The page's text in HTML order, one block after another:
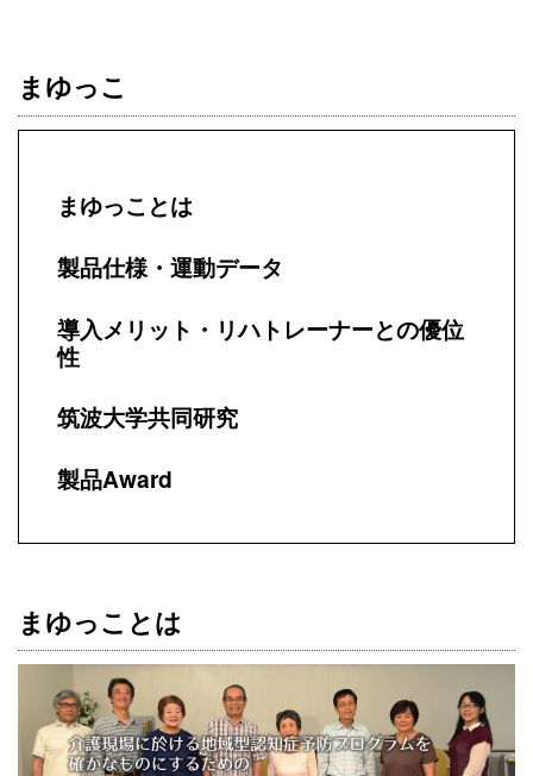
まゆっこ
まゆっことは
製品仕様・運動データ
導入メリット・リハトレーナーとの優位
性
筑波大学共同研究
製品Award
まゆっことは